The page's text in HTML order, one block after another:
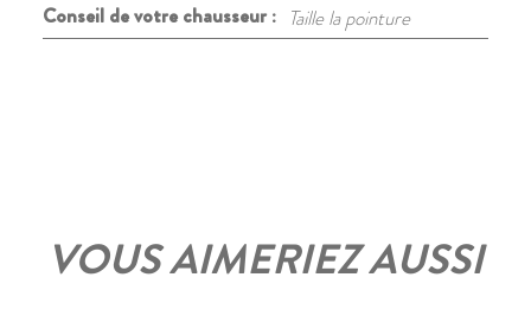
Conseil de votre chausseur : Taille la pointure
VOUS AIMERIEZ AUSSI